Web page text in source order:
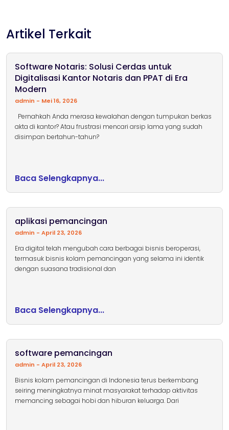
Artikel Terkait
Software Notaris: Solusi Cerdas untuk
Digitalisasi Kantor Notaris dan PPAT di Era
Modern
admin Mei 16, 2026
Pernahkah Anda merasa kewalahan dengan tumpukan berkas
akta di kantor? Atau frustrasi mencari arsip lama yang sudah
disimpan bertahun-tahun?
Baca Selengkapnya...
aplikasi pemancingan
admin April 23, 2026
Era digital telah mengubah cara berbagai bisnis beroperasi,
termasuk bisnis kolam pemancingan yang selama ini identik
dengan suasana tradisional dan
Baca Selengkapnya...
software pemancingan
admin April 23, 2026
Bisnis kolam pemancingan di Indonesia terus berkembang
seiring meningkatnya minat masyarakat terhadap aktivitas
memancing sebagai hobi dan hiburan keluarga. Dari